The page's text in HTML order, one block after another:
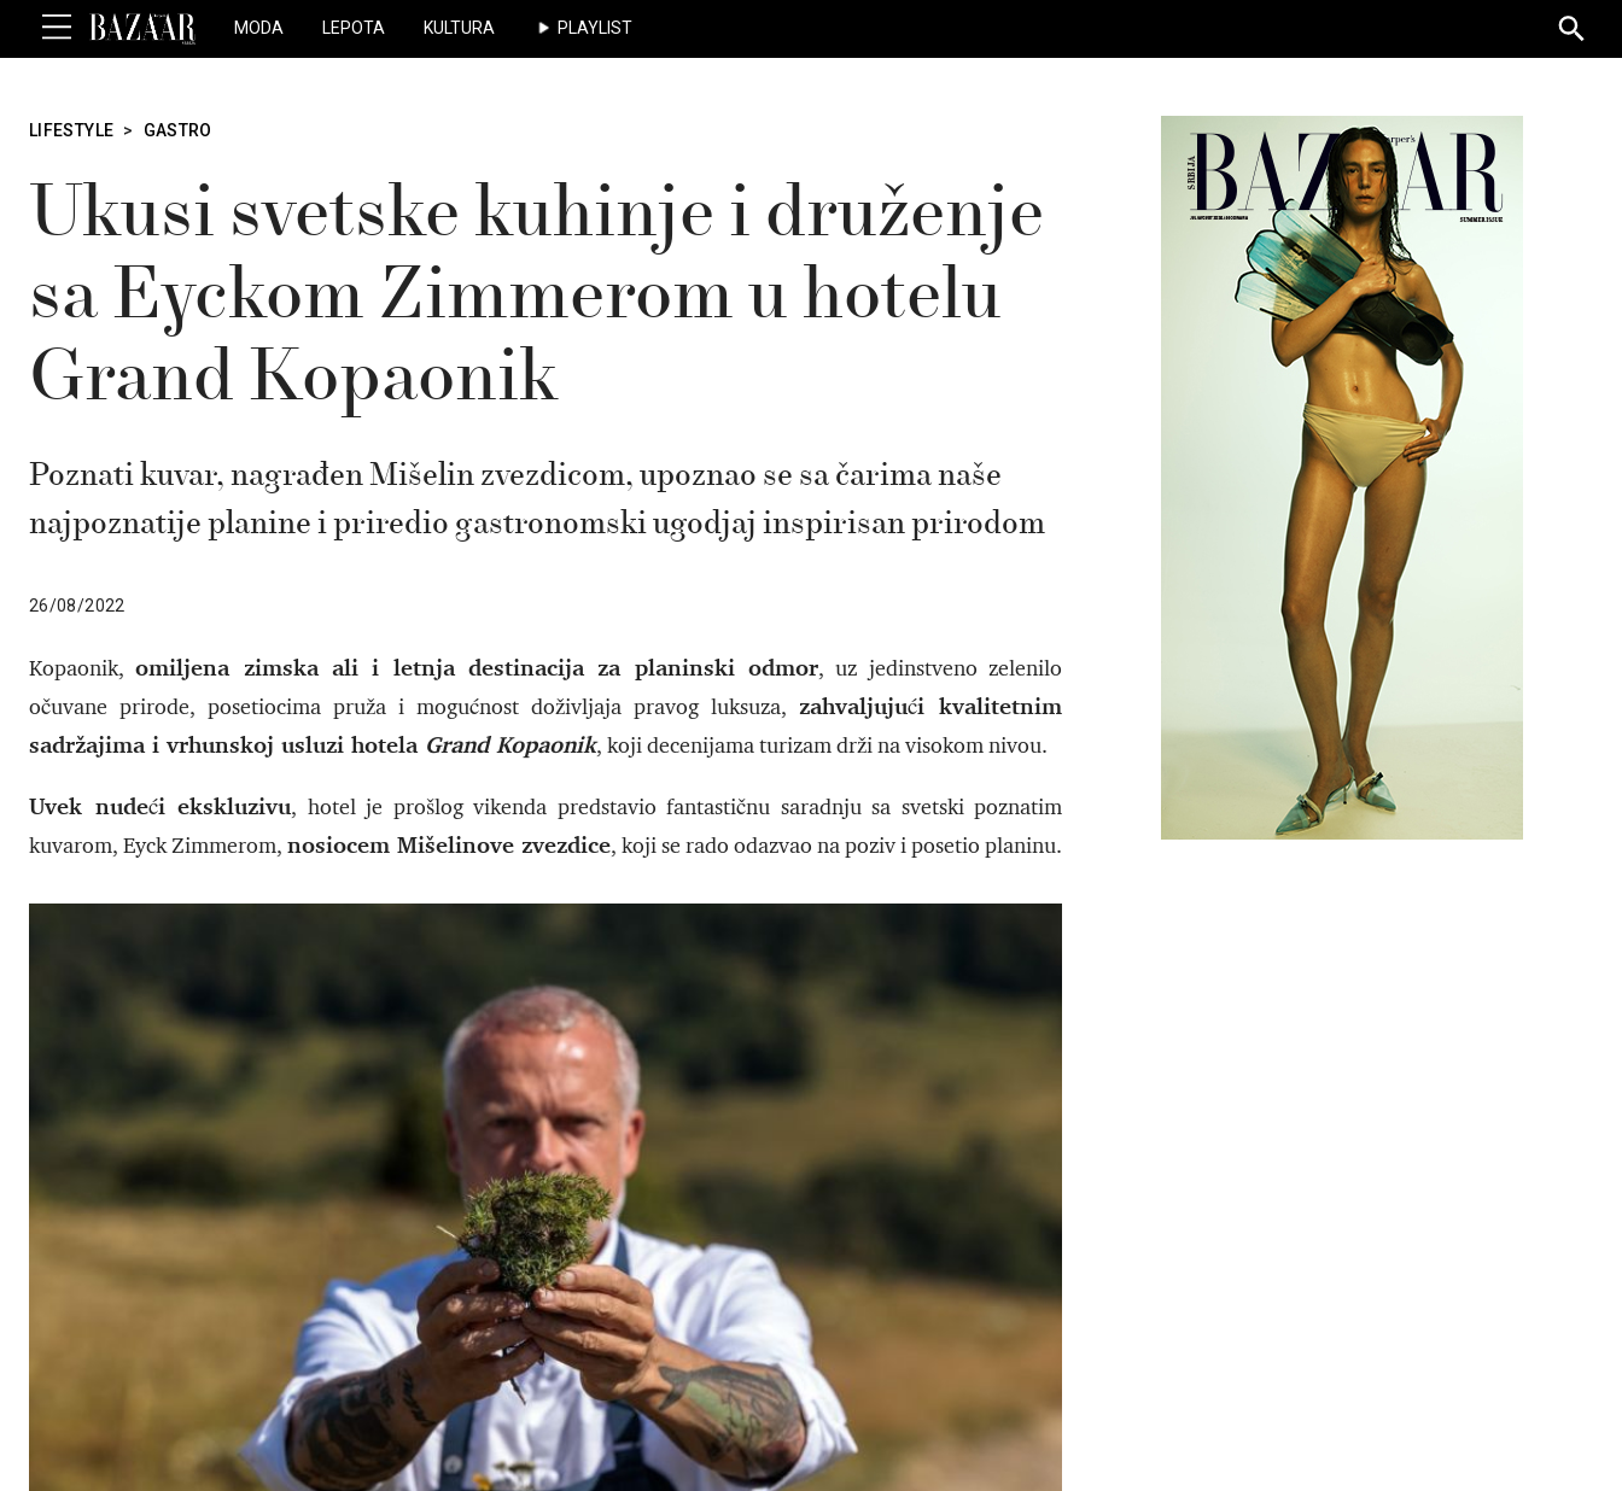
MODA LEPOTA KULTURA PLAYLIST
for:
LIFESTYLE > GASTRO
Ukusi svetske kuhinje i druženje
sa Eyckom Zimmerom u hotelu
Grand Kopaonik
Poznati kuvar, nagrađen Mišelin zvezdicom, upoznao se sa čarima naše
najpoznatije planine i priredio gastronomski ugodjaj inspirisan prirodom
26/08/2022
Kopaonik,omiljena zimska ali i letnja destinacija za planinski odmor, uz jedinstveno zelenilo
očuvane prirode, posetiocima pruža i mogućnost doživljaja pravog luksuza, zahvaljujući kvalitetnim
sadržajima i vrhunskoj usluzi hotela Grand Kopaonik, koji decenijama turizam drži na visokom nivou.
Uvek nudeći ekskluzivu, hotel je prošlog vikenda predstavio fantastičnu saradnju sa svetski poznatim
kuvarom, Eyck Zimmerom, nosiocem Mišelinove zvezdice, koji se rado odazvao na poziv i posetio planinu.